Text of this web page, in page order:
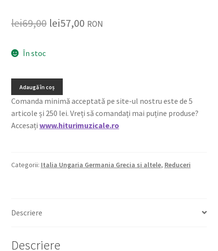
lei69,00 lei57,00 RON
În stoc
Adaugă în coș
Comanda minimă acceptată pe site-ul nostru este de 5
articole și 250 lei. Vreți să comandați mai puține produse?
Accesați www.hiturimuzicale.ro
Categorii: Italia Ungaria Germania Grecia si altele, Reduceri
Descriere
Descriere